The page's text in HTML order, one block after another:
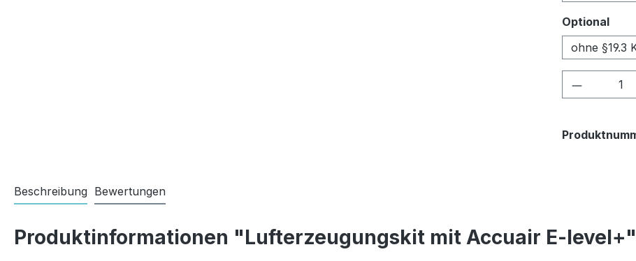
Optional
ohne §19.3
Beschreibung Bewertungen
Produktinformationen "Lufterzeugungskit mit Accuair E-level+"